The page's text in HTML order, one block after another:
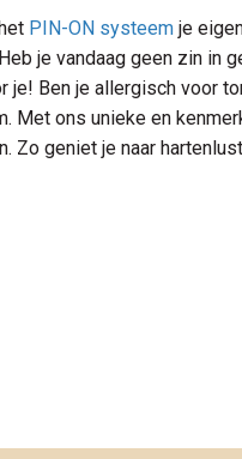
PIN-ON systeem je
je vandaag geen zin in
Ben je allergisch voor
Met ons unieke en
Zo geniet je naar